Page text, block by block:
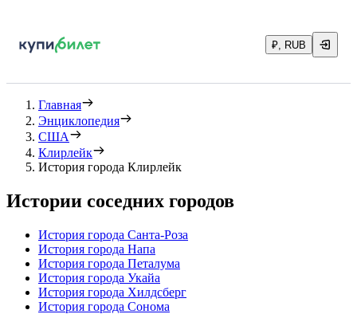
₽, RUB
Главная
Энциклопедия
США
Клирлейк
История города Клирлейк
Истории соседних городов
История города Санта-Роза
История города Напа
История города Петалума
История города Укайа
История города Хилдсберг
История города Сонома